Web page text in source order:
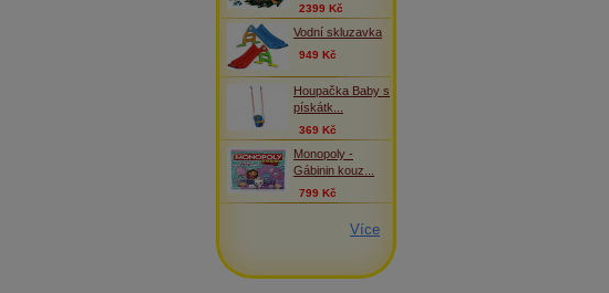
2399 Kč
Vodní skluzavka
949 Kč
Houpačka Baby s
pískátk...
369 Kč
Monopoly -
Gábinin kouz...
799 Kč
Více